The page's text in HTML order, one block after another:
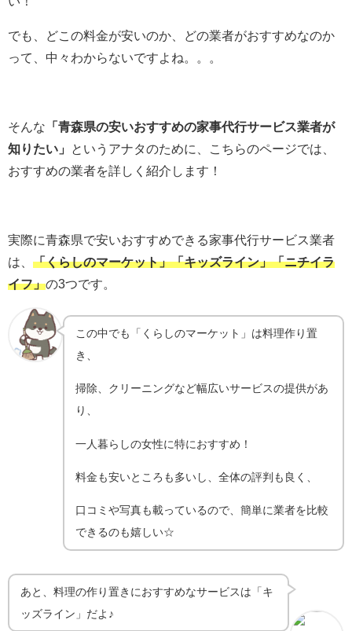
でも、どこの料金が安いのか、どの業者がおすすめなのか
って、中々わからないですよね。。。
そんな 「青森県の安いおすすめの家事代行サービス業者が
知りたい」
というアナタのために、こちらのページでは、
おすすめの業者を詳しく紹介します！
実際に青森県で安いおすすめできる家事代行サービス業者
は、 「くらしのマーケット」「キッズライン」「ニチイラ
イフ」の3つです。
この中でも「 くらしのマーケット 」は料理作り置
き、
掃除、クリーニングなど幅広いサービスの提供があ
り、
一人暮らしの女性に特におすすめ！
料金も安いところも多いし、全体の評判も良く、
口コミや写真も載っているので、簡単に業者を比較
できるのも嬉しい☆
あと、料理の作り置きにおすすめなサービスは「キ
ッズライン」だよ♪